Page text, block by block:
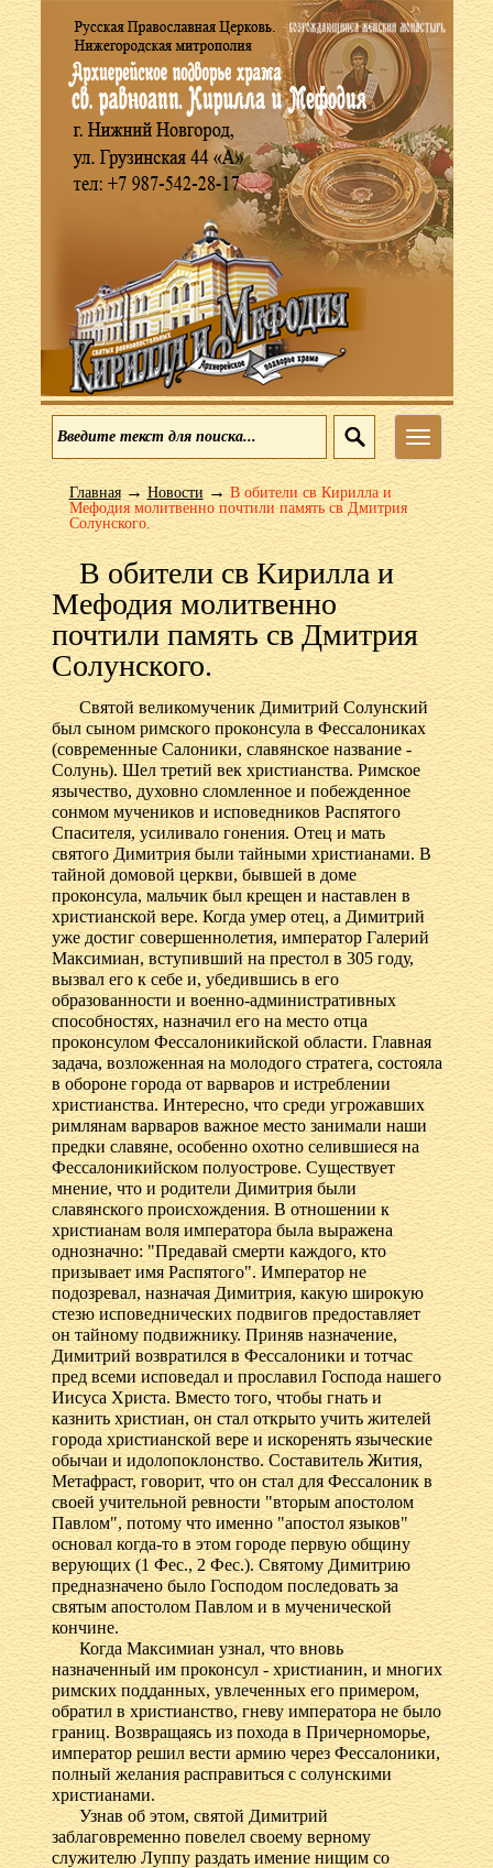
Меню
Главная→Новости→В обители св Кирилла и
Мефодия молитвенно почтили память св Дмитрия
Солунского.
В обители св Кирилла и
Мефодия молитвенно
почтили память св Дмитрия
Солунского.
Святой великомученик Димитрий Солунский
был сыном римского проконсула в Фессалониках
(современные Салоники, славянское название -
Солунь). Шел третий век христианства. Римское
язычество, духовно сломленное и побежденное
сонмом мучеников и исповедников Распятого
Спасителя, усиливало гонения. Отец и мать
святого Димитрия были тайными христианами. В
тайной домовой церкви, бывшей в доме
проконсула, мальчик был крещен и наставлен в
христианской вере. Когда умер отец, а Димитрий
уже достиг совершеннолетия, император Галерий
Максимиан, вступивший на престол в 305 году,
вызвал его к себе и, убедившись в его
образованности и военно-административных
способностях, назначил его на место отца
проконсулом Фессалоникийской области. Главная
задача, возложенная на молодого стратега, состояла
в обороне города от варваров и истреблении
христианства. Интересно, что среди угрожавших
римлянам варваров важное место занимали наши
предки славяне, особенно охотно селившиеся на
Фессалоникийском полуострове. Существует
мнение, что и родители Димитрия были
славянского происхождения. В отношении к
христианам воля императора была выражена
однозначно: "Предавай смерти каждого, кто
призывает имя Распятого". Император не
подозревал, назначая Димитрия, какую широкую
стезю исповеднических подвигов предоставляет
он тайному подвижнику. Приняв назначение,
Димитрий возвратился в Фессалоники и тотчас
пред всеми исповедал и прославил Господа нашего
Иисуса Христа. Вместо того, чтобы гнать и
казнить христиан, он стал открыто учить жителей
города христианской вере и искоренять языческие
обычаи и идолопоклонство. Составитель Жития,
Метафраст, говорит, что он стал для Фессалоник в
своей учительной ревности "вторым апостолом
Павлом", потому что именно "апостол языков"
основал когда-то в этом городе первую общину
верующих (1 Фес., 2 Фес.). Святому Димитрию
предназначено было Господом последовать за
святым апостолом Павлом и в мученической
кончине.
Когда Максимиан узнал, что вновь
назначенный им проконсул - христианин, и многих
римских подданных, увлеченных его примером,
обратил в христианство, гневу императора не было
границ. Возвращаясь из похода в Причерноморье,
император решил вести армию через Фессалоники,
полный желания расправиться с солунскими
христианами.
Узнав об этом, святой Димитрий
заблаговременно повелел своему верному
служителю Луппу раздать имение нищим со